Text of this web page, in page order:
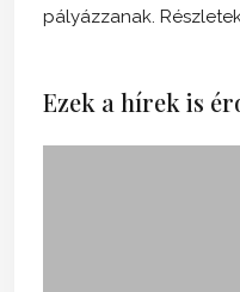
pályázzanak.
Ezek a hírek is